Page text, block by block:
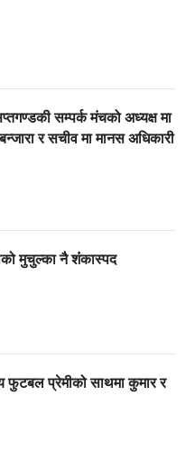
सम्पर्क मंचको अध्यक्ष मा
र सचीव मा मानस अधिकारी
मुचुल्का नै शंंकास्पद
फुटबल प्रेमीको साथमा कुमार र